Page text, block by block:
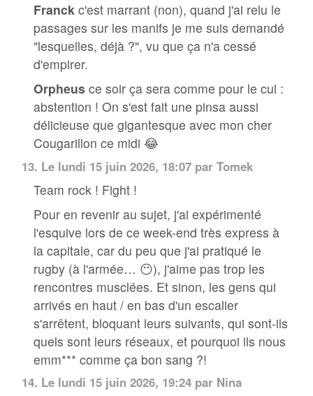
Franck c'est marrant (non), quand j'ai relu le
passages sur les manifs je me suis demandé
"lesquelles, déjà ?", vu que ça n'a cessé
d'empirer.
Orpheus ce soir ça sera comme pour le cul :
abstention ! On s'est fait une pinsa aussi
délicieuse que gigantesque avec mon cher
Cougarillon ce midi 😂
13. Le lundi 15 juin 2026, 18:07 par Tomek
Team rock ! Fight !
Pour en revenir au sujet, j'ai expérimenté
l'esquive lors de ce week-end très express à
la capitale, car du peu que j'ai pratiqué le
rugby (à l'armée… 😶), j'aime pas trop les
rencontres musclées. Et sinon, les gens qui
arrivés en haut / en bas d'un escalier
s'arrêtent, bloquant leurs suivants, qui sont-ils
quels sont leurs réseaux, et pourquoi ils nous
emm*** comme ça bon sang ?!
14. Le lundi 15 juin 2026, 19:24 par Nina